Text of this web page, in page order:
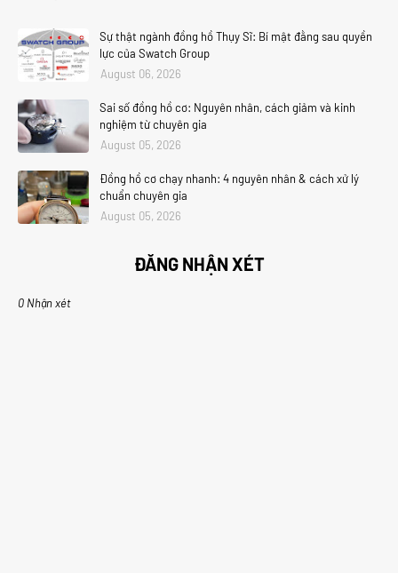
Sự thật ngành đồng hồ Thụy Sĩ: Bí mật đằng sau quyền
lực của Swatch Group
August 06, 2026
Sai số đồng hồ cơ: Nguyên nhân, cách giảm và kinh
nghiệm từ chuyên gia
August 05, 2026
Đồng hồ cơ chạy nhanh: 4 nguyên nhân & cách xử lý
chuẩn chuyên gia
August 05, 2026
ĐĂNG NHẬN XÉT
0 Nhận xét